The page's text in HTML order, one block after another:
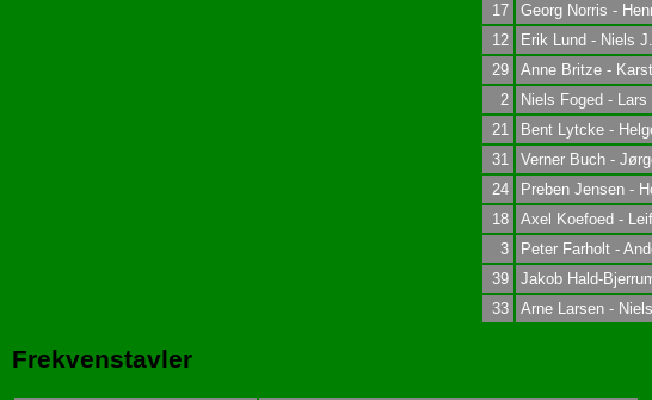
17
Georg Norris -
12
Erik Lund - Niels
29
Anne Britze -
2
Niels Foged -
21
Bent Lytcke -
31
Verner Buch -
24
Preben Jensen -
18
Axel Koefoed -
3
Peter Farholt -
39
Jakob Hald-
33
Arne Larsen -
Frekvenstavler